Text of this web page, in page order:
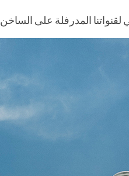
لقنواتنا المدرفلة على الساخن